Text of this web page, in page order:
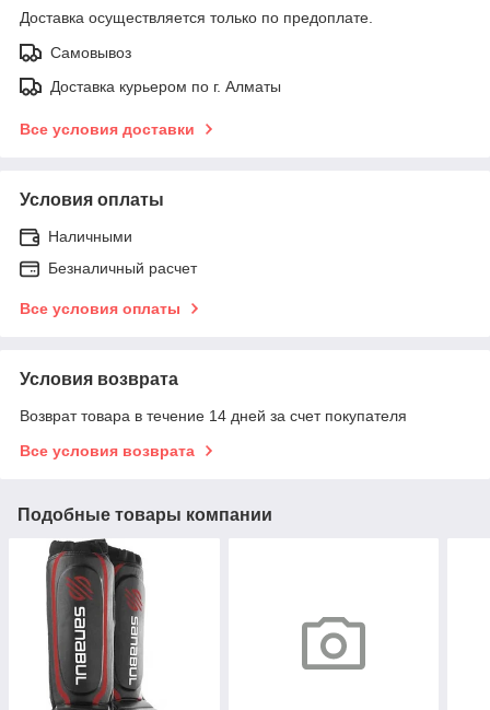
Доставка осуществляется только по предоплате.
Самовывоз
Доставка курьером по г. Алматы
Все условия доставки
Условия оплаты
Наличными
Безналичный расчет
Все условия оплаты
Условия возврата
Возврат товара в течение 14 дней за счет покупателя
Все условия возврата
Подобные товары компании